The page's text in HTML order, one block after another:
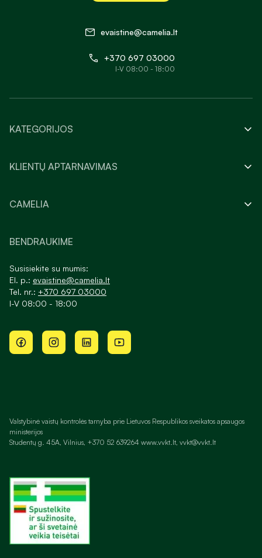
evaistine@camelia.lt
+370 697 03000
I-V 08:00 - 18:00
KATEGORIJOS
KLIENTŲ APTARNAVIMAS
CAMELIA
BENDRAUKIME
Susisiekite su mumis:
El. p.: evaistine@camelia.lt
Tel. nr.: +370 697 03000
I-V 08:00 - 18:00
Valstybinė vaistų kontrolės tarnyba prie Lietuvos Respublikos sveikatos apsaugos
ministerijos
Studentų g. 45A, Vilnius, +370 52 639264 www.vvkt.lt, vvkt@vvkt.lt